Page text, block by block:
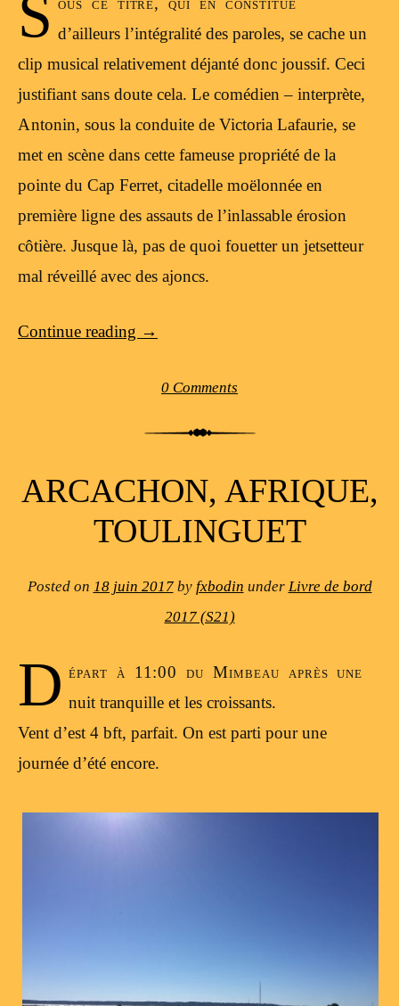
S d’ailleurs l’intégralité des paroles, se cache un
clip musical relativement déjanté donc joussif. Ceci
justifiant sans doute cela. Le comédien – interprète,
Antonin, sous la conduite de Victoria Lafaurie, se
met en scène dans cette fameuse propriété de la
pointe du Cap Ferret, citadelle moëlonnée en
première ligne des assauts de l’inlassable érosion
côtière. Jusque là, pas de quoi fouetter un jetsetteur
mal réveillé avec des ajoncs.
Continue reading →
0 Comments
ARCACHON, AFRIQUE,
TOULINGUET
Posted on 18 juin 2017by fxbodin under Livre de bord
2017 (S21)
D épart à 11:00 du Mimbeau après une
nuit tranquille et les croissants.
Vent d’est 4 bft, parfait. On est parti pour une
journée d’été encore.